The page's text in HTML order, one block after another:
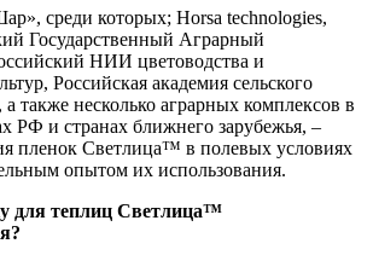
среди которых; Horsа technologies,
Государственный Аграрный
НИИ цветоводства и
Российская академия сельского
а также несколько аграрных комплексов в
РФ и странах ближнего зарубежья, –
пленок Светлица™ в полевых условиях
опытом их использования.
для теплиц Светлица™
?